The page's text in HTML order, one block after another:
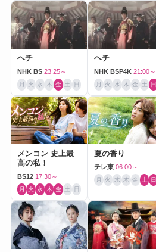
ヘチ
NHK BS 23:25～
月 火 水 木 金 土 日
ヘチ
NHK BSP4K 21:00～
月 火 水 木 金 土 日
メンコン 史上最
高の私！
BS12 17:30～
月 火 水 木 金 土 日
夏の香り
テレ東 06:00～
月 火 水 木 金 土 日